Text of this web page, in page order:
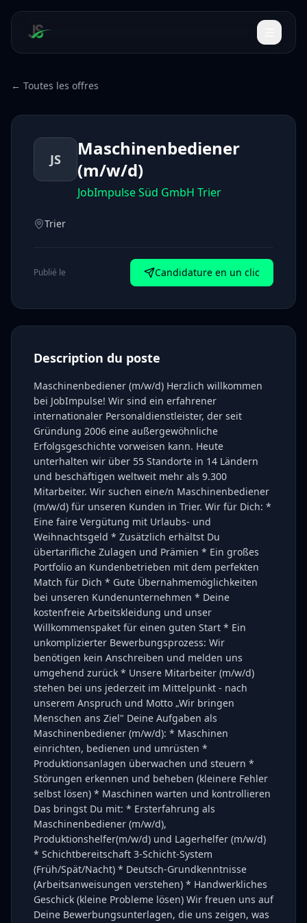
← Toutes les offres
JS
Maschinenbediener
(m/w/d)
JobImpulse Süd GmbH Trier
Trier
Publié le Candidature en un clic
Description du poste
Maschinenbediener (m/w/d) Herzlich willkommen
bei JobImpulse! Wir sind ein erfahrener
internationaler Personaldienstleister, der seit
Gründung 2006 eine außergewöhnliche
Erfolgsgeschichte vorweisen kann. Heute
unterhalten wir über 55 Standorte in 14 Ländern
und beschäftigen weltweit mehr als 9.300
Mitarbeiter. Wir suchen eine/n Maschinenbediener
(m/w/d) für unseren Kunden in Trier. Wir für Dich: *
Eine faire Vergütung mit Urlaubs- und
Weihnachtsgeld * Zusätzlich erhältst Du
übertarifliche Zulagen und Prämien * Ein großes
Portfolio an Kundenbetrieben mit dem perfekten
Match für Dich * Gute Übernahmemöglichkeiten
bei unseren Kundenunternehmen * Deine
kostenfreie Arbeitskleidung und unser
Willkommenspaket für einen guten Start * Ein
unkomplizierter Bewerbungsprozess: Wir
benötigen kein Anschreiben und melden uns
umgehend zurück * Unsere Mitarbeiter (m/w/d)
stehen bei uns jederzeit im Mittelpunkt - nach
unserem Anspruch und Motto „Wir bringen
Menschen ans Ziel" Deine Aufgaben als
Maschinenbediener (m/w/d): * Maschinen
einrichten, bedienen und umrüsten *
Produktionsanlagen überwachen und steuern *
Störungen erkennen und beheben (kleinere Fehler
selbst lösen) * Maschinen warten und kontrollieren
Das bringst Du mit: * Ersterfahrung als
Maschinenbediener (m/w/d),
Produktionshelfer(m/w/d) und Lagerhelfer (m/w/d)
* Schichtbereitschaft 3-Schicht-System
(Früh/Spät/Nacht) * Deutsch-Grundkenntnisse
(Arbeitsanweisungen verstehen) * Handwerkliches
Geschick (kleine Probleme lösen) Wir freuen uns auf
Deine Bewerbungsunterlagen, die uns zeigen, was